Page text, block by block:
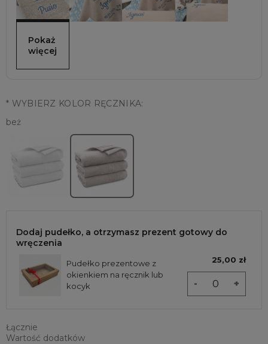
Pokaż
więcej
* WYBIERZ KOLOR RĘCZNIKA:
beż
Dodaj pudełko, a otrzymasz prezent gotowy do
wręczenia
Pudełko prezentowe z
okienkiem na ręcznik lub
kocyk
25,00 zł
- +
Łącznie
Wartość dodatków